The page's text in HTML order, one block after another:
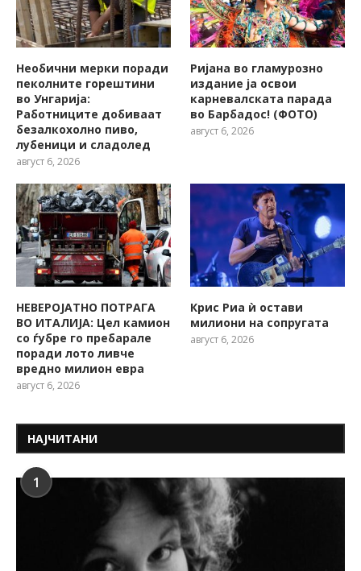
Необични мерки поради
пеколните горештини
во Унгарија:
Работниците добиваат
безалкохолно пиво,
лубеници и сладолед
август 6, 2026
Ријана во гламурозно
издание ја освои
карневалската парада
во Барбадос! (ФОТО)
август 6, 2026
НЕВЕРОЈАТНО ПОТРАГА
ВО ИТАЛИЈА: Цел камион
со ѓубре го пребарале
поради лото ливче
вредно милион евра
август 6, 2026
Крис Риа ѝ остави
милиони на сопругата
август 6, 2026
НАЈЧИТАНИ
1